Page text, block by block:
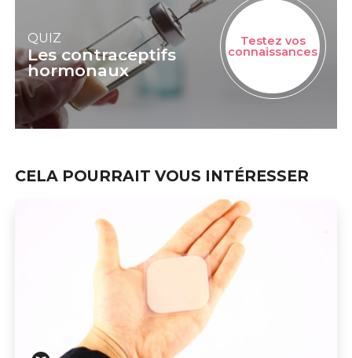
QUIZ
Les contraceptifs
hormonaux
Testez vos
connaissances
CELA POURRAIT VOUS INTÉRESSER